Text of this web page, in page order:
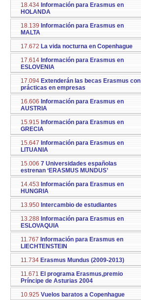
18.434 Información para Erasmus en
HOLANDA
18.139 Información para Erasmus en
MALTA
17.672 La vida nocturna en Copenhague
17.614 Información para Erasmus en
ESLOVENIA
17.094 Extenderán las becas Erasmus con
prácticas en empresas
16.606 Información para Erasmus en
AUSTRIA
15.915 Información para Erasmus en
GRECIA
15.647 Información para Erasmus en
LITUANIA
15.006 7 Universidades españolas
estrenan ‘ERASMUS MUNDUS’
14.453 Información para Erasmus en
HUNGRIA
13.950 Intercambio de estudiantes
13.288 Información para Erasmus en
ESLOVAQUIA
11.767 Información para Erasmus en
LIECHTENSTEIN
11.734 Erasmus Mundus (2009-2013)
11.671 El programa Erasmus,premio
Príncipe de Asturias 2004
10.925 Vuelos baratos a Copenhague